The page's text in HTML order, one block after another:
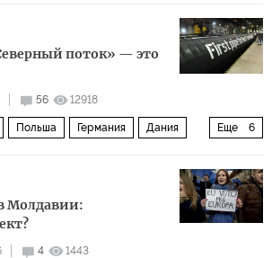
поток» — это
56 12918
Еще 6
Польша Германия Дания
Молдавии:
4 1443